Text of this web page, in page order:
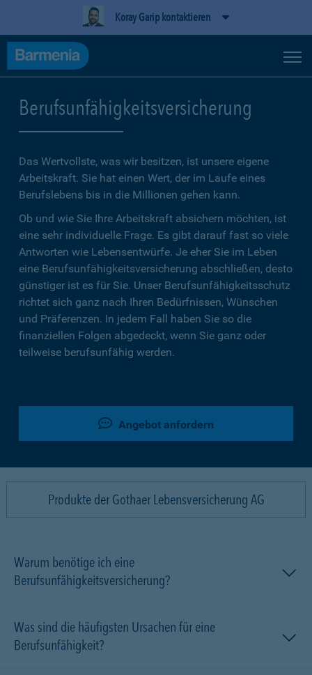
Koray Garip kontaktieren
Berufsunfähigkeitsversicherung
Das Wertvollste, was wir besitzen, ist unsere eigene
Arbeitskraft. Sie hat einen Wert, der im Laufe eines
Berufslebens bis in die Millionen gehen kann.
Ob und wie Sie Ihre Arbeitskraft absichern möchten, ist
eine sehr individuelle Frage. Es gibt darauf fast so viele
Antworten wie Lebensentwürfe. Je eher Sie im Leben
eine Berufsunfähigkeitsversicherung abschließen, desto
günstiger ist es für Sie. Unser Berufsunfähigkeitsschutz
richtet sich ganz nach Ihren Bedürfnissen, Wünschen
und Präferenzen. In jedem Fall haben Sie so die
finanziellen Folgen abgedeckt, wenn Sie ganz oder
teilweise berufsunfähig werden.
Angebot anfordern
Produkte der Gothaer Lebensversicherung AG
Warum benötige ich eine
Berufsunfähigkeitsversicherung?
Was sind die häufigsten Ursachen für eine
Berufsunfähigkeit?